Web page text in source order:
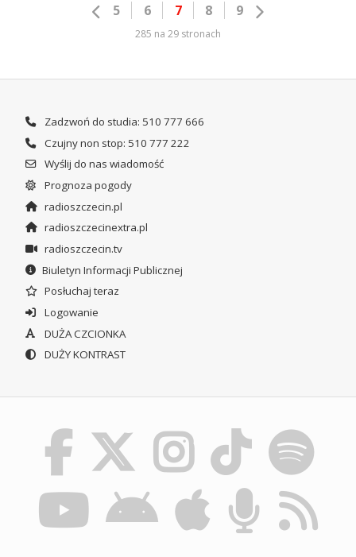
5 6 7 8 9
285 na 29 stronach
Zadzwoń do studia: 510 777 666
Czujny non stop: 510 777 222
Wyślij do nas wiadomość
Prognoza pogody
radioszczecin.pl
radioszczecinextra.pl
radioszczecin.tv
Biuletyn Informacji Publicznej
Posłuchaj teraz
Logowanie
DUŻA CZCIONKA
DUŻY KONTRAST